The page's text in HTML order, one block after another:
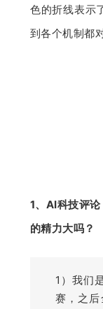
色的折线表示
到各个机制都
1、AI科技评论
的精力大吗？
1）我们
赛，之